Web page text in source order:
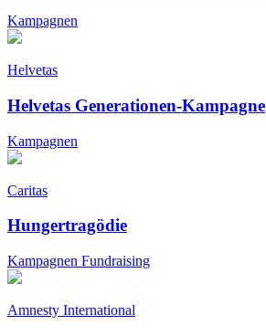
Kampagnen
Helvetas
Helvetas Generationen-Kampagne
Kampagnen
Caritas
Hungertragödie
Kampagnen Fundraising
Amnesty International